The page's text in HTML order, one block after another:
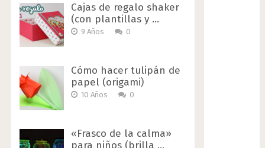
Cajas de regalo shaker
(con plantillas y …
9 Años 0
Cómo hacer tulipán de
papel (origami)
10 Años 0
«Frasco de la calma»
para niños (brilla …